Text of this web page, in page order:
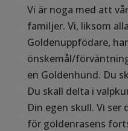
Vi är noga med att
familjer. Vi, liksom
Goldenuppfödare,
önskemål/
en Goldenhund. Du
Du skall delta i
Din egen skull. Vi ser
för goldenrasens